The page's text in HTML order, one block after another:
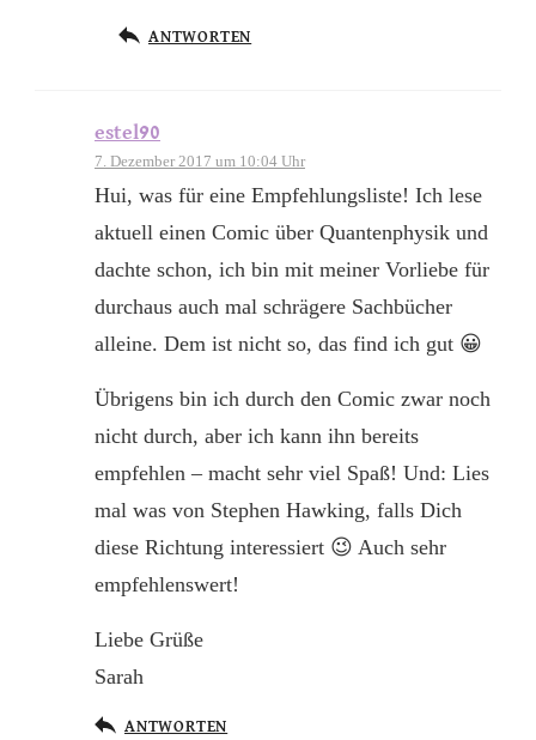
ANTWORTEN
estel90
7. Dezember 2017 um 10:04 Uhr
Hui, was für eine Empfehlungsliste! Ich lese
aktuell einen Comic über Quantenphysik und
dachte schon, ich bin mit meiner Vorliebe für
durchaus auch mal schrägere Sachbücher
alleine. Dem ist nicht so, das find ich gut 😀
Übrigens bin ich durch den Comic zwar noch
nicht durch, aber ich kann ihn bereits
empfehlen – macht sehr viel Spaß! Und: Lies
mal was von Stephen Hawking, falls Dich
diese Richtung interessiert 😉 Auch sehr
empfehlenswert!
Liebe Grüße
Sarah
ANTWORTEN